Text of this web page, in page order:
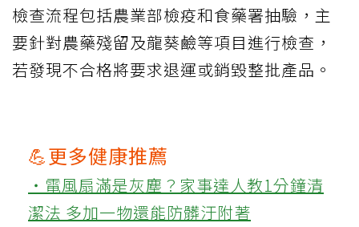
檢查流程包括農業部檢疫和食藥署抽驗，主
要針對農藥殘留及龍葵鹼等項目進行檢查，
若發現不合格將要求退運或銷毀整批產品。
💪更多健康推薦
‧電風扇滿是灰塵？家事達人教1分鐘清
潔法 多加一物還能防髒汙附著